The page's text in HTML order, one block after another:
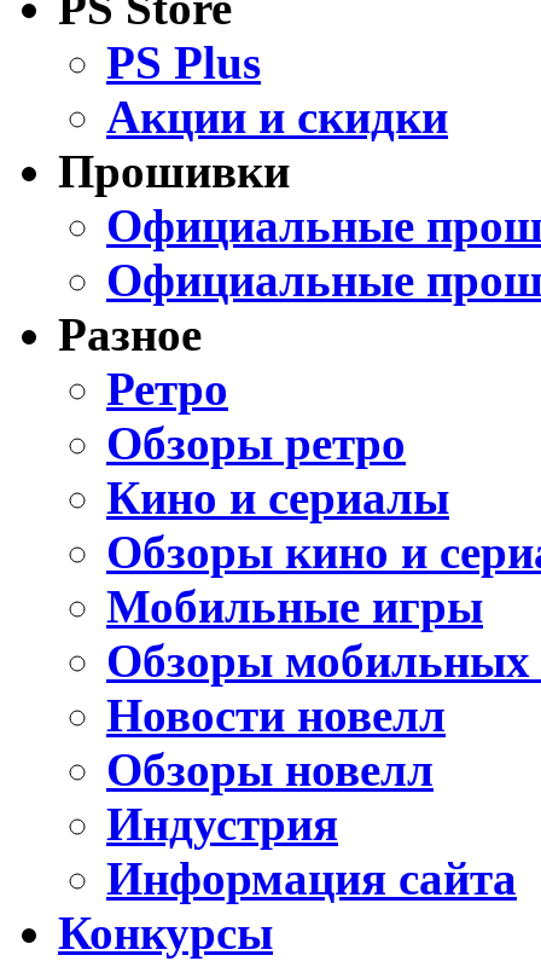
PS Plus
Акции и скидки
Прошивки
Официальные
Официальные
Разное
Ретро
Обзоры ретро
Кино и сериалы
Обзоры кино и
Мобильные игры
Обзоры мобильных
Новости новелл
Обзоры новелл
Индустрия
Информация сайта
Конкурсы